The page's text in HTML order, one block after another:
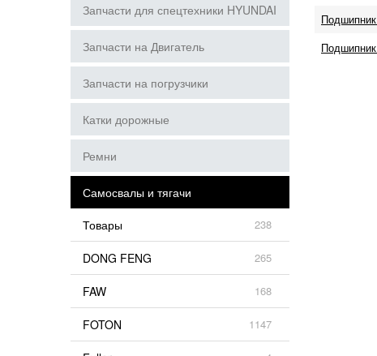
Запчасти для спецтехники HYUNDAI
Запчасти на Двигатель
Запчасти на погрузчики
Катки дорожные
Ремни
Самосвалы и тягачи
Товары
238
DONG FENG 265
FAW 168
FOTON 1147